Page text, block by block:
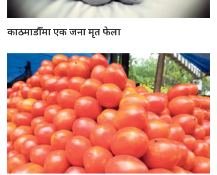
काठमाडौँमा एक जना मृत फेला